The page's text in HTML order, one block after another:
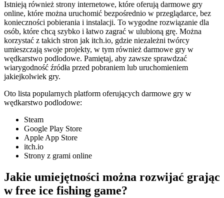
Istnieją również strony internetowe, które oferują darmowe gry
online, które można uruchomić bezpośrednio w przeglądarce, bez
konieczności pobierania i instalacji. To wygodne rozwiązanie dla
osób, które chcą szybko i łatwo zagrać w ulubioną grę. Można
korzystać z takich stron jak itch.io, gdzie niezależni twórcy
umieszczają swoje projekty, w tym również darmowe gry w
wędkarstwo podlodowe. Pamiętaj, aby zawsze sprawdzać
wiarygodność źródła przed pobraniem lub uruchomieniem
jakiejkolwiek gry.
Oto lista popularnych platform oferujących darmowe gry w
wędkarstwo podlodowe:
Steam
Google Play Store
Apple App Store
itch.io
Strony z grami online
Jakie umiejętności można rozwijać grając
w free ice fishing game?